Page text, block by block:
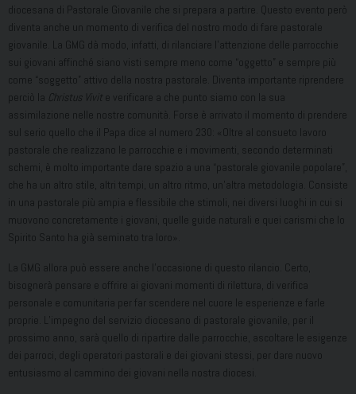
diocesana di Pastorale Giovanile che si prepara a partire. Questo evento però
diventa anche un momento di verifica del nostro modo di fare pastorale
giovanile. La GMG dà modo, infatti, di rilanciare l’attenzione delle parrocchie
sui giovani affinché siano visti sempre meno come “oggetto” e sempre più
come “soggetto” attivo della nostra pastorale. Diventa importante riprendere
perciò la Christus Vivit e verificare a che punto siamo con la sua
assimilazione nelle nostre comunità. Forse è arrivato il momento di prendere
sul serio quello che il Papa dice al numero 230: «Oltre al consueto lavoro
pastorale che realizzano le parrocchie e i movimenti, secondo determinati
schemi, è molto importante dare spazio a una “pastorale giovanile popolare”,
che ha un altro stile, altri tempi, un altro ritmo, un’altra metodologia. Consiste
in una pastorale più ampia e flessibile che stimoli, nei diversi luoghi in cui si
muovono concretamente i giovani, quelle guide naturali e quei carismi che lo
Spirito Santo ha già seminato tra loro».
La GMG allora può essere anche l’occasione di questo rilancio. Certo,
bisognerà pensare e offrire ai giovani momenti di rilettura, di verifica
personale e comunitaria per far scendere nel cuore le esperienze e farle
proprie. L’impegno del servizio diocesano di pastorale giovanile, per il
prossimo anno, sarà quello di ripartire dalle parrocchie, ascoltare le esigenze
dei parroci, degli operatori pastorali e dei giovani stessi, per dare nuovo
entusiasmo al cammino dei giovani nella nostra diocesi.